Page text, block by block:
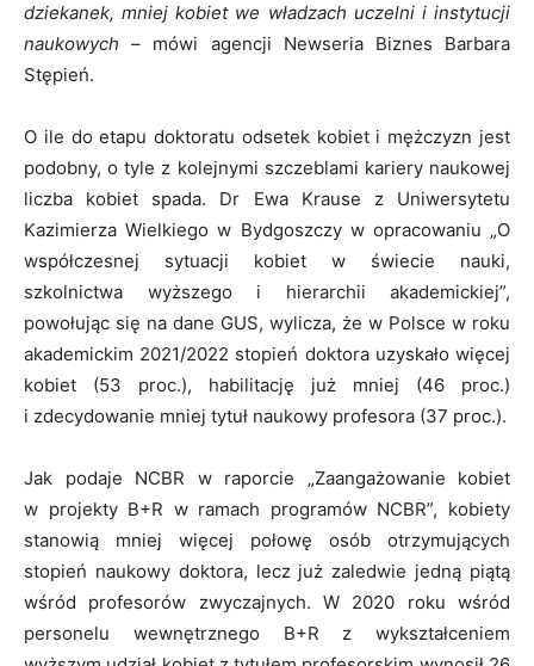
dziekanek, mniej kobiet we władzach uczelni i instytucji
naukowych– mówi agencji Newseria Biznes Barbara
Stępień.
O ile do etapu doktoratu odsetek kobiet i mężczyzn jest
podobny, o tyle z kolejnymi szczeblami kariery naukowej
liczba kobiet spada. Dr Ewa Krause z Uniwersytetu
Kazimierza Wielkiego w Bydgoszczy w opracowaniu „O
współczesnej sytuacji kobiet w świecie nauki,
szkolnictwa wyższego i hierarchii akademickiej”,
powołując się na dane GUS, wylicza, że w Polsce w roku
akademickim 2021/2022 stopień doktora uzyskało więcej
kobiet (53 proc.), habilitację już mniej (46 proc.)
i zdecydowanie mniej tytuł naukowy profesora (37 proc.).
Jak podaje NCBR w raporcie „Zaangażowanie kobiet
w projekty B+R w ramach programów NCBR”, kobiety
stanowią mniej więcej połowę osób otrzymujących
stopień naukowy doktora, lecz już zaledwie jedną piątą
wśród profesorów zwyczajnych. W 2020 roku wśród
personelu wewnętrznego B+R z wykształceniem